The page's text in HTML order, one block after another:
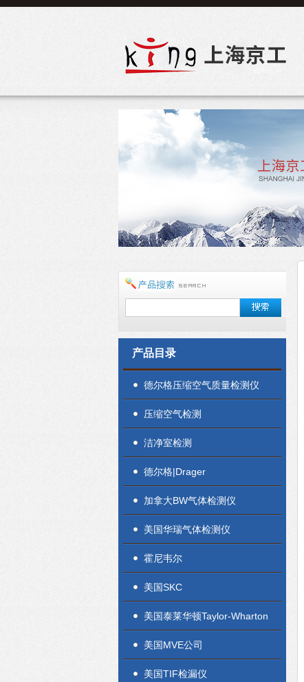
产品目录
德尔格压缩空气质量检测仪
压缩空气检测
洁净室检测
德尔格|Drager
加拿大BW气体检测仪
美国华瑞气体检测仪
霍尼韦尔
美国SKC
美国泰莱华顿Taylor-Wharton
美国MVE公司
美国TIF检漏仪